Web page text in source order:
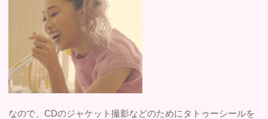
なので、CDのジャケット撮影などのためにタトゥーシールを